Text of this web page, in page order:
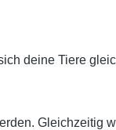
deine Tiere
Gleichzeitig